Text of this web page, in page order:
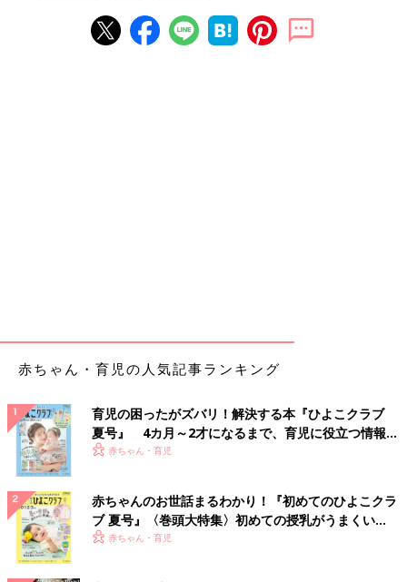
赤ちゃん・育児の人気記事ランキング
育児の困ったがズバリ！解決する本『ひよこクラブ
夏号』 4カ月～2才になるまで、育児に役立つ情報が
いっぱい！
赤ちゃん・育児
赤ちゃんのお世話まるわかり！『初めてのひよこクラ
ブ 夏号』〈巻頭大特集〉初めての授乳がうまくい
く！ おっぱい・ミルクの基本と夏のトラブル 解決テ
赤ちゃん・育児